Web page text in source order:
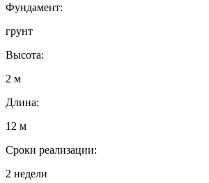
Фундамент:
грунт
Высота:
2 м
Длина:
12 м
Сроки реализации:
2 недели